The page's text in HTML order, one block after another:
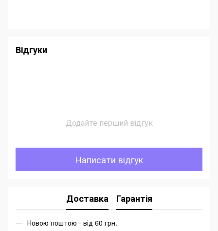
Відгуки
Додайте перший відгук
Написати відгук
Доставка Гарантія
Новою поштою - від 60 грн.